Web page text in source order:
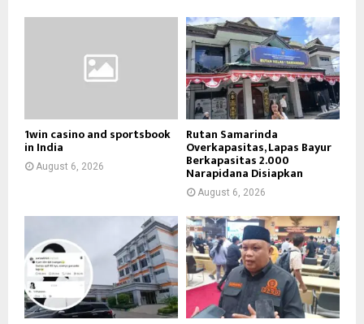
1win casino and sportsbook
in India
August 6, 2026
Rutan Samarinda
Overkapasitas, Lapas Bayur
Berkapasitas 2.000
Narapidana Disiapkan
August 6, 2026